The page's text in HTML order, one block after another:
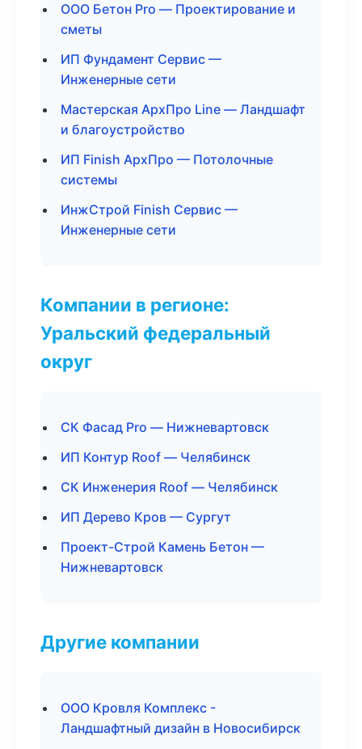
ООО Бетон Pro — Проектирование и
сметы
ИП Фундамент Сервис —
Инженерные сети
Мастерская АрхПро Line — Ландшафт
и благоустройство
ИП Finish АрхПро — Потолочные
системы
ИнжСтрой Finish Сервис —
Инженерные сети
Компании в регионе:
Уральский федеральный
округ
СК Фасад Pro — Нижневартовск
ИП Контур Roof — Челябинск
СК Инженерия Roof — Челябинск
ИП Дерево Кров — Сургут
Проект-Строй Камень Бетон —
Нижневартовск
Другие компании
ООО Кровля Комплекс -
Ландшафтный дизайн в Новосибирск